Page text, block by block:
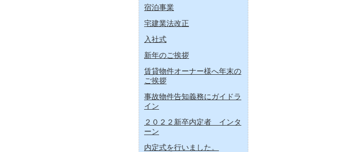
宿泊事業
宅建業法改正
入社式
新年のご挨拶
賃貸物件オーナー様へ年末の
ご挨拶
事故物件告知義務にガイドラ
イン
２０２２新卒内定者 インタ
ーン
内定式を行いました。